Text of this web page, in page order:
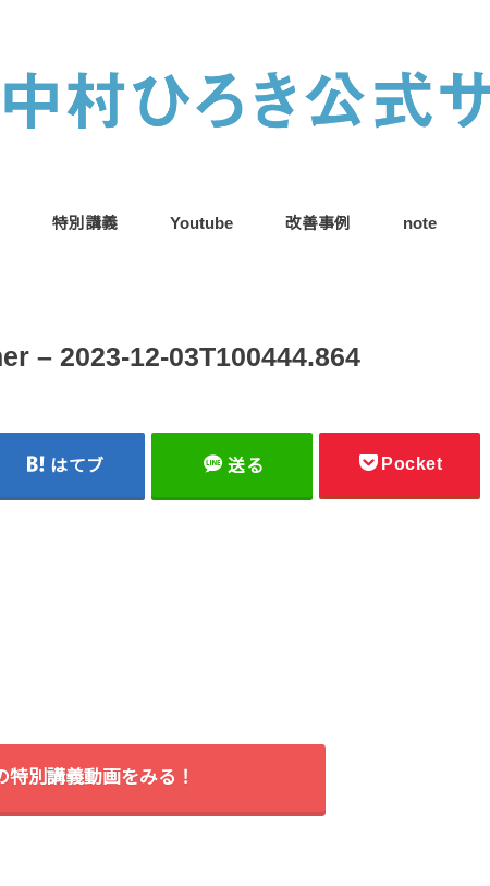
特別講義 Youtube 改善事例 note
– 2023-12-03T100444.864
はてブ 送る Pocket
特別講義動画をみる！